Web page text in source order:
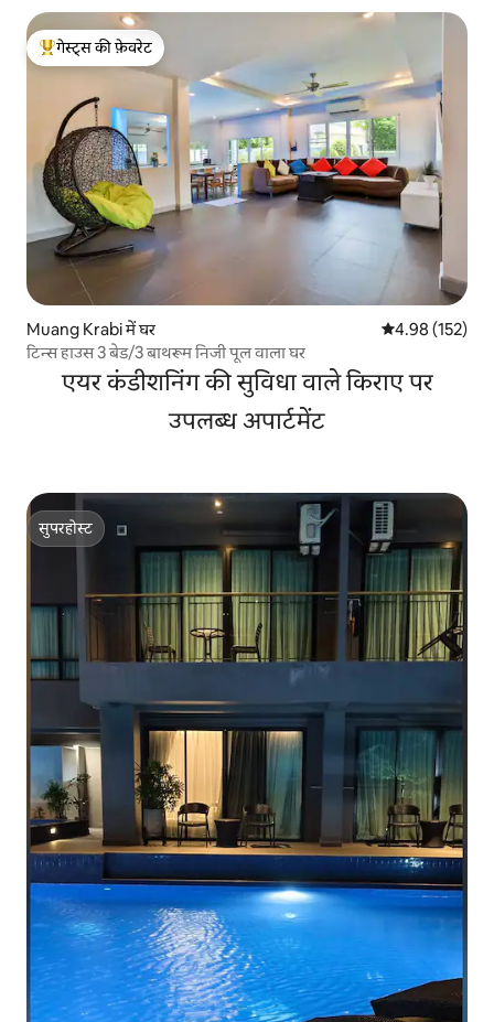
गेस्ट्स का टॉप फ़ेवरेट
गेस्ट्स की फ़ेवरेट
Muang Krabi में घर औसत रेटिंग 5 में से
4.98 (152)
टिन्स हाउस 3 बेड/3 बाथरूम निजी पूल वाला घर
एयर कंडीशनिंग की सुविधा वाले किराए पर
उपलब्ध अपार्टमेंट
सुपरहोस्ट
सुपरहोस्ट